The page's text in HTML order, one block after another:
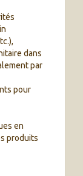
dans
par
pour
en
produits